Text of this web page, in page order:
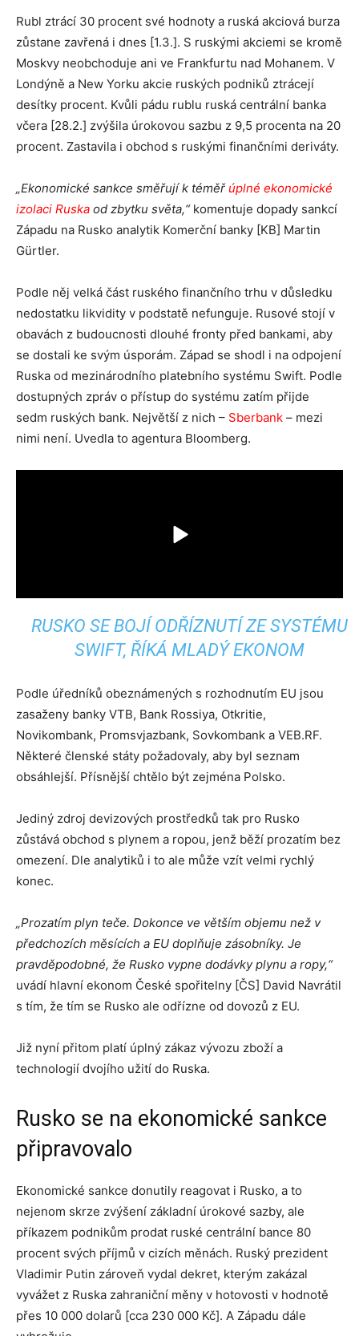
Rubl ztrácí 30 procent své hodnoty a ruská akciová burza
zůstane zavřená i dnes [1.3.]. S ruskými akciemi se kromě
Moskvy neobchoduje ani ve Frankfurtu nad Mohanem. V
Londýně a New Yorku akcie ruských podniků ztrácejí
desítky procent. Kvůli pádu rublu ruská centrální banka
včera [28.2.] zvýšila úrokovou sazbu z 9,5 procenta na 20
procent. Zastavila i obchod s ruskými finančními deriváty.
„Ekonomické sankce směřují k téměř úplné ekonomické
izolaci Ruska od zbytku světa,“ komentuje dopady sankcí
Západu na Rusko analytik Komerční banky [KB] Martin
Gürtler.
Podle něj velká část ruského finančního trhu v důsledku
nedostatku likvidity v podstatě nefunguje. Rusové stojí v
obavách z budoucnosti dlouhé fronty před bankami, aby
se dostali ke svým úsporám. Západ se shodl i na odpojení
Ruska od mezinárodního platebního systému Swift. Podle
dostupných zpráv o přístup do systému zatím přijde
sedm ruských bank. Největší z nich – Sberbank – mezi
nimi není. Uvedla to agentura Bloomberg.
RUSKO SE BOJÍ ODŘÍZNUTÍ ZE SYSTÉMU
SWIFT, ŘÍKÁ MLADÝ EKONOM
Podle úředníků obeznámených s rozhodnutím EU jsou
zasaženy banky VTB, Bank Rossiya, Otkritie,
Novikombank, Promsvjazbank, Sovkombank a VEB.RF.
Některé členské státy požadovaly, aby byl seznam
obsáhlejší. Přísnější chtělo být zejména Polsko.
Jediný zdroj devizových prostředků tak pro Rusko
zůstává obchod s plynem a ropou, jenž běží prozatím bez
omezení. Dle analytiků i to ale může vzít velmi rychlý
konec.
„Prozatím plyn teče. Dokonce ve větším objemu než v
předchozích měsících a EU doplňuje zásobníky. Je
pravděpodobné, že Rusko vypne dodávky plynu a ropy,“
uvádí hlavní ekonom České spořitelny [ČS] David Navrátil
s tím, že tím se Rusko ale odřízne od dovozů z EU.
Již nyní přitom platí úplný zákaz vývozu zboží a
technologií dvojího užití do Ruska.
Rusko se na ekonomické sankce
připravovalo
Ekonomické sankce donutily reagovat i Rusko, a to
nejenom skrze zvýšení základní úrokové sazby, ale
příkazem podnikům prodat ruské centrální bance 80
procent svých příjmů v cizích měnách. Ruský prezident
Vladimir Putin zároveň vydal dekret, kterým zakázal
vyvážet z Ruska zahraniční měny v hotovosti v hodnotě
přes 10 000 dolarů [cca 230 000 Kč]. A Západu dále